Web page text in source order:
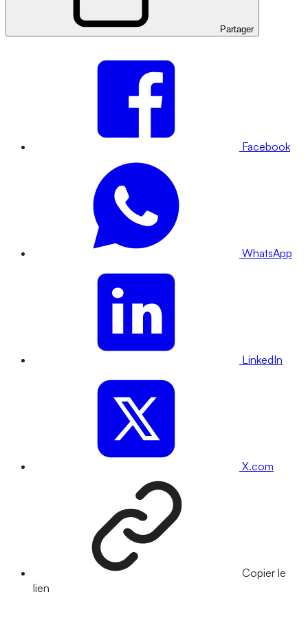
Partager
Facebook
WhatsApp
LinkedIn
X.com
Copier le
lien